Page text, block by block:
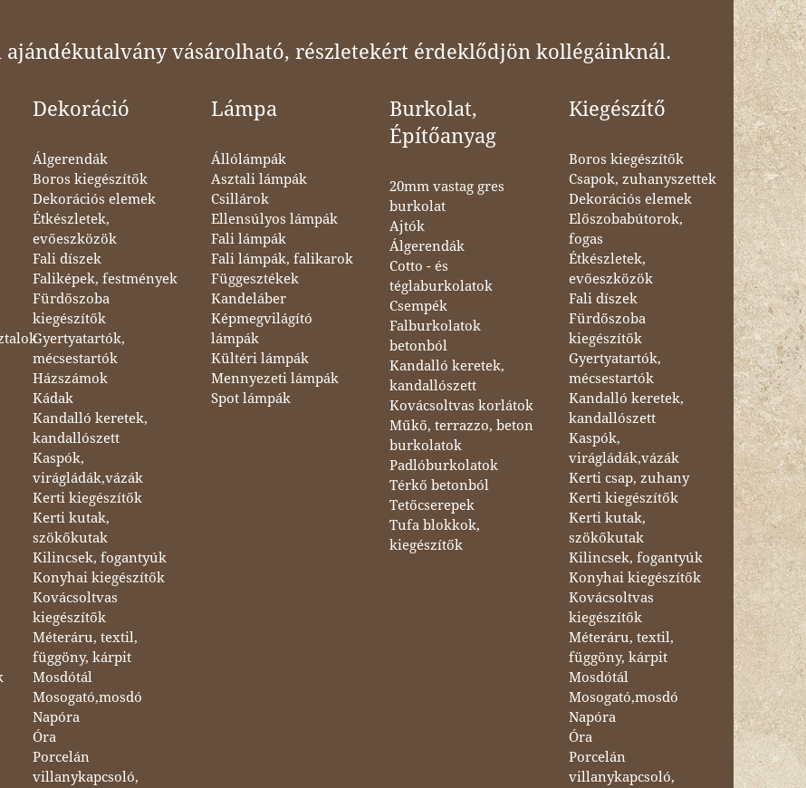
vásárolható, részletekért érdeklődjön kollégáinknál.
Dekoráció
Álgerendák
Boros kiegészítők
Dekorációs elemek
Étkészletek,
evőeszközök
Fali díszek
Faliképek, festmények
Fürdőszoba
kiegészítők
Gyertyatartók,
mécsestartók
Házszámok
Kádak
Kandalló keretek,
kandallószett
Kaspók,
virágládák,vázák
Kerti kiegészítők
Kerti kutak,
szökőkutak
Kilincsek, fogantyúk
Konyhai kiegészítők
Kovácsoltvas
kiegészítők
Méteráru, textil,
függöny, kárpit
Mosdótál
Mosogató,mosdó
Napóra
Óra
Porcelán
villanykapcsoló,
Lámpa
Állólámpák
Asztali lámpák
Csillárok
Ellensúlyos lámpák
Fali lámpák
Fali lámpák, falikarok
Függesztékek
Kandeláber
Képmegvilágító
lámpák
Kültéri lámpák
Mennyezeti lámpák
Spot lámpák
Burkolat,
Építőanyag
20mm vastag gres
burkolat
Ajtók
Álgerendák
Cotto - és
téglaburkolatok
Csempék
Falburkolatok
betonból
Kandalló keretek,
kandallószett
Kovácsoltvas korlátok
Műkő, terrazzo, beton
burkolatok
Padlóburkolatok
Térkő betonból
Tetőcserepek
Tufa blokkok,
kiegészítők
Kiegészítő
Boros kiegészítők
Csapok, zuhanyszettek
Dekorációs elemek
Előszobabútorok,
fogas
Étkészletek,
evőeszközök
Fali díszek
Fürdőszoba
kiegészítők
Gyertyatartók,
mécsestartók
Kandalló keretek,
kandallószett
Kaspók,
virágládák,vázák
Kerti csap, zuhany
Kerti kiegészítők
Kerti kutak,
szökőkutak
Kilincsek, fogantyúk
Konyhai kiegészítők
Kovácsoltvas
kiegészítők
Méteráru, textil,
függöny, kárpit
Mosdótál
Mosogató,mosdó
Napóra
Óra
Porcelán
villanykapcsoló,